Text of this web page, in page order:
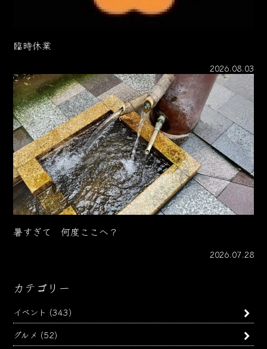
臨時休業
2026.08.03
暑すぎて 何度ここへ？
2026.07.28
カテゴリー
イベント (343)
グルメ (52)